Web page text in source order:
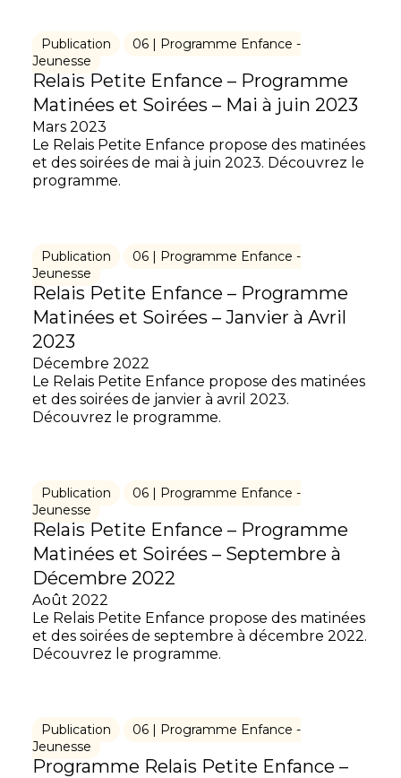
Publication
06 | Programme Enfance -
Jeunesse
Relais Petite Enfance – Programme
Matinées et Soirées – Mai à juin 2023
Mars 2023
Le Relais Petite Enfance propose des matinées
et des soirées de mai à juin 2023. Découvrez le
programme.
Publication
06 | Programme Enfance -
Jeunesse
Relais Petite Enfance – Programme
Matinées et Soirées – Janvier à Avril
2023
Décembre 2022
Le Relais Petite Enfance propose des matinées
et des soirées de janvier à avril 2023.
Découvrez le programme.
Publication
06 | Programme Enfance -
Jeunesse
Relais Petite Enfance – Programme
Matinées et Soirées – Septembre à
Décembre 2022
Août 2022
Le Relais Petite Enfance propose des matinées
et des soirées de septembre à décembre 2022.
Découvrez le programme.
Publication
06 | Programme Enfance -
Jeunesse
Programme Relais Petite Enfance –